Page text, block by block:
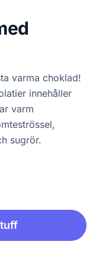
varma choklad!
innehåller
varm
sugrör.